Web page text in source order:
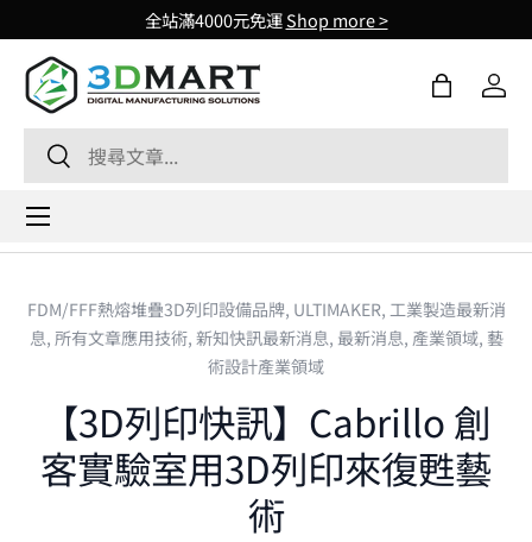
Skip to content
全站滿4000元免運Shop more >
Search
Search
購物袋登入
Menu
FDM/FFF熱熔堆疊3D列印設備品牌, ULTIMAKER, 工業製造最新消
息, 所有文章應用技術, 新知快訊最新消息, 最新消息, 產業領域, 藝
術設計產業領域
【3D列印快訊】Cabrillo 創
客實驗室用3D列印來復甦藝
術